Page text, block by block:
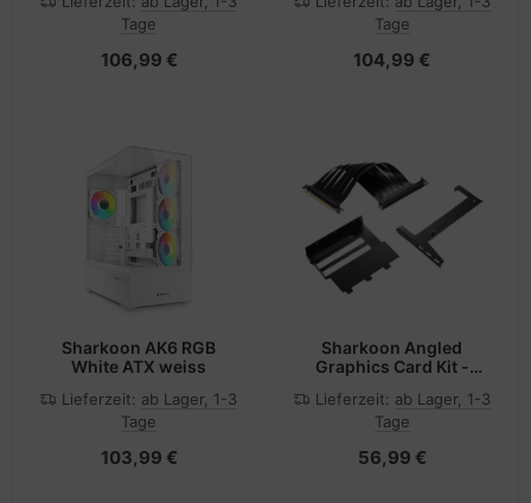
Tage
106,99 €
Tage
104,99 €
Sharkoon AK6 RGB
White ATX weiss
Lieferzeit: ab Lager, 1-3
Tage
103,99 €
Sharkoon Angled
Graphics Card Kit -
Lieferzeit: ab Lager, 1-3
Tage
56,99 €